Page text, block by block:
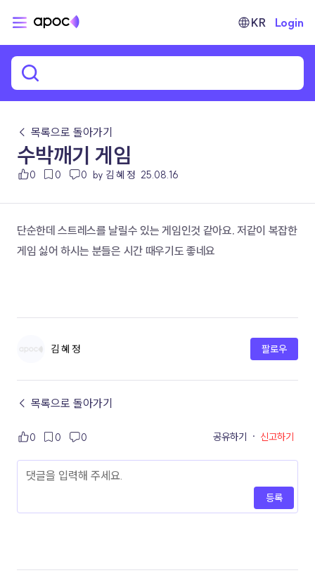
KR Login
← 목록으로 돌아가기
수박깨기 게임
0 0 0 by 김 혜 정 25.08.16
단순한데 스트레스를 날릴수 있는 게임인것 같아요. 저같이 복잡한
게임 싫어 하시는 분들은 시간 때우기도 좋네요
김 혜 정 팔로우
← 목록으로 돌아가기
0 0 0 공유하기 · 신고하기
등록